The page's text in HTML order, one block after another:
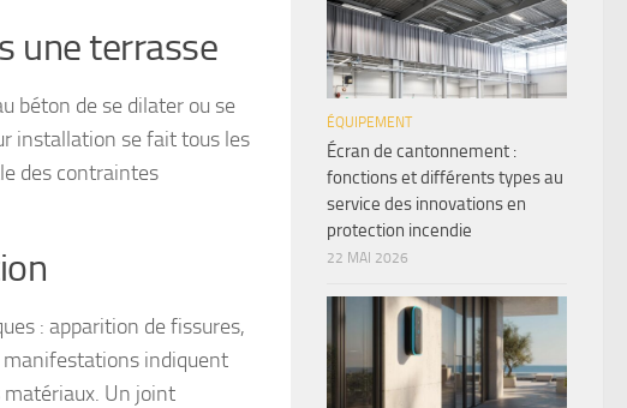
une terrasse
béton de se dilater ou se
installation se fait tous les
des contraintes
: apparition de fissures,
manifestations indiquent
Un joint
ÉQUIPEMENT
Écran de cantonnement :
fonctions et différents types au
service des innovations en
protection incendie
22 MAI 2026